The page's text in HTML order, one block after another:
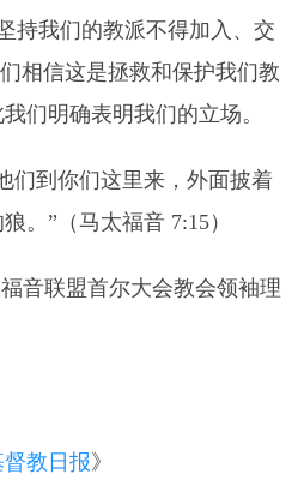
持我们的教派不得加入、交
相信这是拯救和保护我们教
们明确表明我们的立场。
们到你们这里来，外面披着
。”（马太福音 7:15）
音联盟首尔大会教会领袖理
督教日报》